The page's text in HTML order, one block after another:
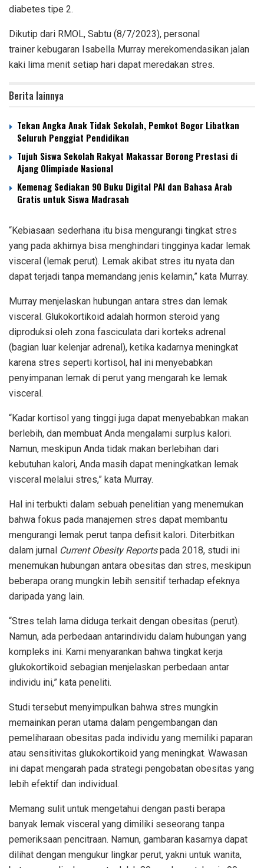
diabetes tipe 2.
Dikutip dari RMOL, Sabtu (8/7/2023), personal
trainer kebugaran Isabella Murray merekomendasikan jalan
kaki lima menit setiap hari dapat meredakan stres.
Berita lainnya
Tekan Angka Anak Tidak Sekolah, Pemkot Bogor Libatkan
Seluruh Penggiat Pendidikan
Tujuh Siswa Sekolah Rakyat Makassar Borong Prestasi di
Ajang Olimpiade Nasional
Kemenag Sediakan 90 Buku Digital PAI dan Bahasa Arab
Gratis untuk Siswa Madrasah
“Kebiasaan sederhana itu bisa mengurangi tingkat stres
yang pada akhirnya bisa menghindari tingginya kadar lemak
visceral (lemak perut). Lemak akibat stres itu nyata dan
dapat terjadi tanpa memandang jenis kelamin,” kata Murray.
Murray menjelaskan hubungan antara stres dan lemak
visceral. Glukokortikoid adalah hormon steroid yang
diproduksi oleh zona fasciculata dari korteks adrenal
(bagian luar kelenjar adrenal), ketika kadarnya meningkat
karena stres seperti kortisol, hal ini menyebabkan
penyimpanan lemak di perut yang mengarah ke lemak
visceral.
“Kadar kortisol yang tinggi juga dapat menyebabkan makan
berlebih, dan membuat Anda mengalami surplus kalori.
Namun, meskipun Anda tidak makan berlebihan dari
kebutuhan kalori, Anda masih dapat meningkatkan lemak
visceral melalui stres,” kata Murray.
Hal ini terbukti dalam sebuah penelitian yang menemukan
bahwa fokus pada manajemen stres dapat membantu
mengurangi lemak perut tanpa defisit kalori. Diterbitkan
dalam jurnal Current Obesity Reportspada 2018, studi ini
menemukan hubungan antara obesitas dan stres, meskipun
beberapa orang mungkin lebih sensitif terhadap efeknya
daripada yang lain.
“Stres telah lama diduga terkait dengan obesitas (perut).
Namun, ada perbedaan antarindividu dalam hubungan yang
kompleks ini. Kami menyarankan bahwa tingkat kerja
glukokortikoid sebagian menjelaskan perbedaan antar
individu ini,” kata peneliti.
Studi tersebut menyimpulkan bahwa stres mungkin
memainkan peran utama dalam pengembangan dan
pemeliharaan obesitas pada individu yang memiliki paparan
atau sensitivitas glukokortikoid yang meningkat. Wawasan
ini dapat mengarah pada strategi pengobatan obesitas yang
lebih efektif dan individual.
Memang sulit untuk mengetahui dengan pasti berapa
banyak lemak visceral yang dimiliki seseorang tanpa
pemeriksaan pencitraan. Namun, gambaran kasarnya dapat
dilihat dengan mengukur lingkar perut, yakni untuk wanita,